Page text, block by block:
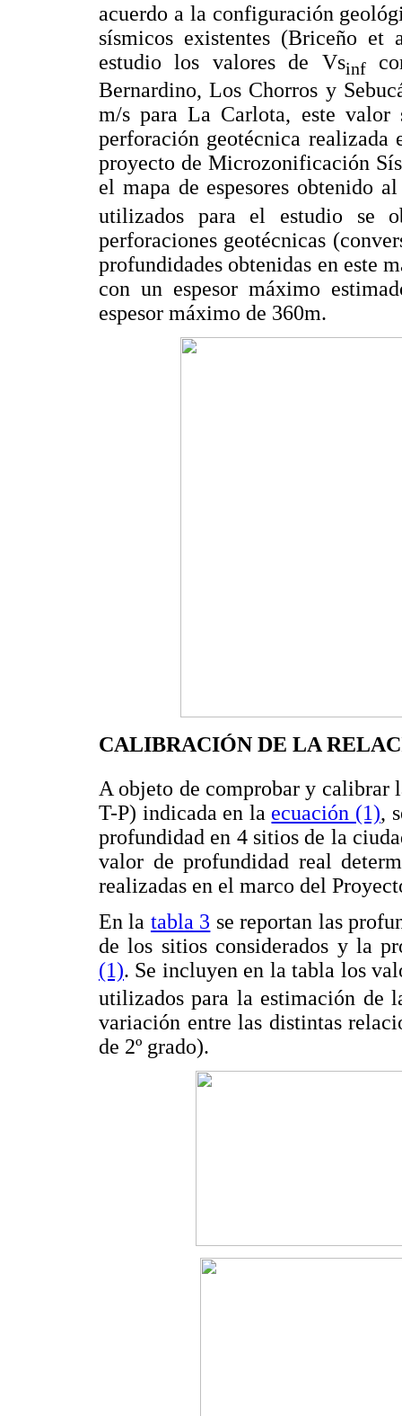
acuerdo a la configuración
sísmicos existentes (Briceño et
estudio los valores de Vsinf
Bernardino, Los Chorros y
m/s para La Carlota, este
perforación geotécnica
proyecto de Microzonificación
el mapa de espesores obtenido
utilizados para el estudio se
perforaciones geotécnicas
profundidades obtenidas en este
con un espesor máximo
espesor máximo de 360m.
CALIBRACIÓN DE LA
A objeto de comprobar y calibrar
T-P) indicada en la ecuación (1),
profundidad en 4 sitios de la
valor de profundidad real
realizadas en el marco del
En la tabla 3 se reportan las
de los sitios considerados y la
(1). Se incluyen en la tabla los
utilizados para la estimación de
variación entre las distintas
de 2º grado).